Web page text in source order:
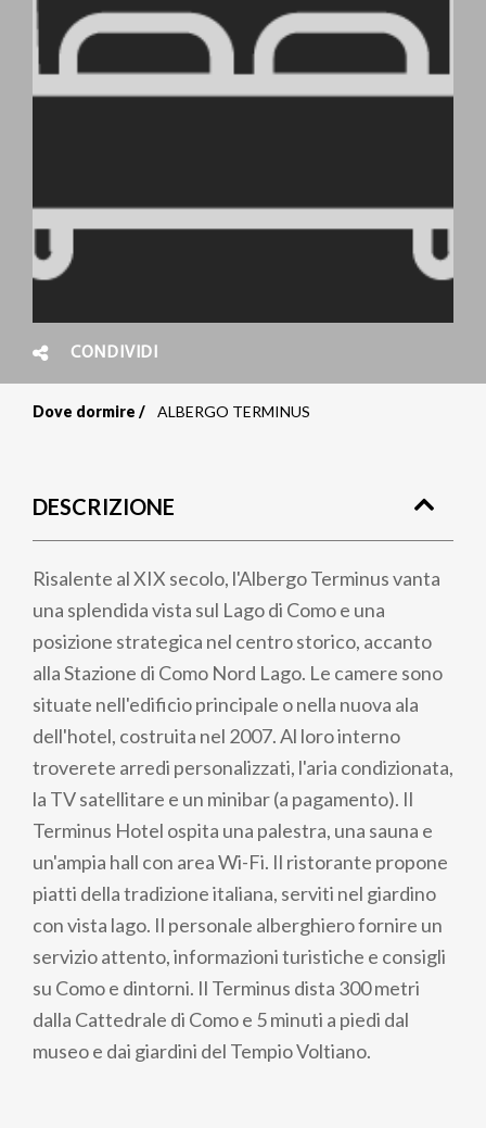
CONDIVIDI
pane
Dove dormire ALBERGO TERMINUS
DESCRIZIONE
Risalente al XIX secolo, l'Albergo Terminus vanta
una splendida vista sul Lago di Como e una
posizione strategica nel centro storico, accanto
alla Stazione di Como Nord Lago. Le camere sono
situate nell'edificio principale o nella nuova ala
dell'hotel, costruita nel 2007. Al loro interno
troverete arredi personalizzati, l'aria condizionata,
la TV satellitare e un minibar (a pagamento). Il
Terminus Hotel ospita una palestra, una sauna e
un'ampia hall con area Wi-Fi. Il ristorante propone
piatti della tradizione italiana, serviti nel giardino
con vista lago. Il personale alberghiero fornire un
servizio attento, informazioni turistiche e consigli
su Como e dintorni. Il Terminus dista 300 metri
dalla Cattedrale di Como e 5 minuti a piedi dal
museo e dai giardini del Tempio Voltiano.